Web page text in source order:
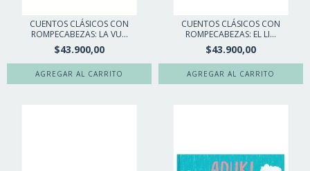
CUENTOS CLÁSICOS CON
ROMPECABEZAS: LA VU...
$43.900,00
CUENTOS CLÁSICOS CON
ROMPECABEZAS: EL LI...
$43.900,00